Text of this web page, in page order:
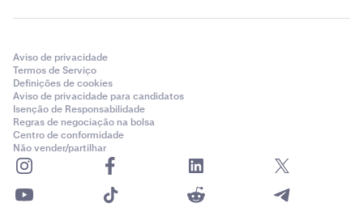
Aviso de privacidade
Termos de Serviço
Definições de cookies
Aviso de privacidade para candidatos
Isenção de Responsabilidade
Regras de negociação na bolsa
Centro de conformidade
Não vender/partilhar